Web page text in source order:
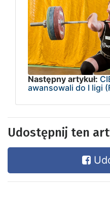
Następny artykuł:
awansowali do I ligi
Udostępnij ten